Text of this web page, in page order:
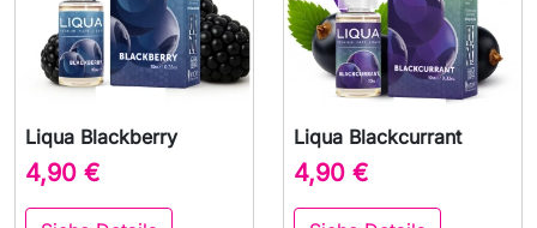
Liqua Blackberry
4,90 €
Liqua Blackcurrant
4,90 €